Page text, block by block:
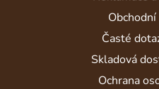
Časté
Skladová
Ochrana